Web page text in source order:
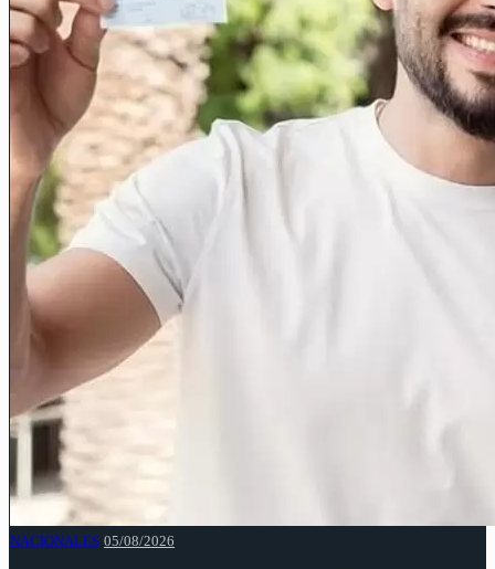
NACIONALES 05/08/2026